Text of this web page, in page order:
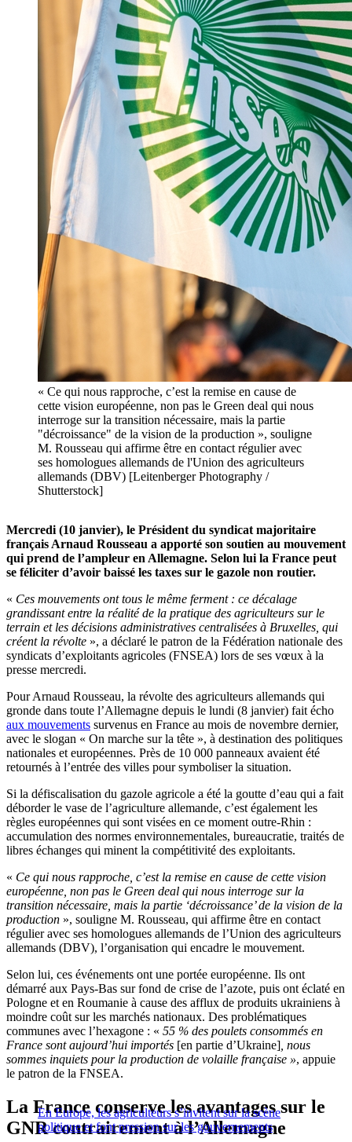
« Ce qui nous rapproche, c’est la remise en cause de
cette vision européenne, non pas le Green deal qui nous
interroge sur la transition nécessaire, mais la partie
"décroissance" de la vision de la production », souligne
M. Rousseau qui affirme être en contact régulier avec
ses homologues allemands de l'Union des agriculteurs
allemands (DBV) [Leitenberger Photography /
Shutterstock]
Mercredi (10 janvier), le Président du syndicat majoritaire
français Arnaud Rousseau a apporté son soutien au mouvement
qui prend de l’ampleur en Allemagne. Selon lui la France peut
se féliciter d’avoir baissé les taxes sur le gazole non routier.
« Ces mouvements ont tous le même ferment : ce décalage
grandissant entre la réalité de la pratique des agriculteurs sur le
terrain et les décisions administratives centralisées à Bruxelles, qui
créent la révolte », a déclaré le patron de la Fédération nationale des
syndicats d’exploitants agricoles (FNSEA) lors de ses vœux à la
presse mercredi.
Pour Arnaud Rousseau, la révolte des agriculteurs allemands qui
gronde dans toute l’Allemagne depuis le lundi (8 janvier) fait écho
aux mouvements survenus en France au mois de novembre dernier,
avec le slogan « On marche sur la tête », à destination des politiques
nationales et européennes. Près de 10 000 panneaux avaient été
retournés à l’entrée des villes pour symboliser la situation.
Si la défiscalisation du gazole agricole a été la goutte d’eau qui a fait
déborder le vase de l’agriculture allemande, c’est également les
règles européennes qui sont visées en ce moment outre-Rhin :
accumulation des normes environnementales, bureaucratie, traités de
libres échanges qui minent la compétitivité des exploitants.
« Ce qui nous rapproche, c’est la remise en cause de cette vision
européenne, non pas le Green deal qui nous interroge sur la
transition nécessaire, mais la partie ‘décroissance’ de la vision de la
production », souligne M. Rousseau, qui affirme être en contact
régulier avec ses homologues allemands de l’Union des agriculteurs
allemands (DBV), l’organisation qui encadre le mouvement.
Selon lui, ces événements ont une portée européenne. Ils ont
démarré aux Pays-Bas sur fond de crise de l’azote, puis ont éclaté en
Pologne et en Roumanie à cause des afflux de produits ukrainiens à
moindre coût sur les marchés nationaux. Des problématiques
communes avec l’hexagone : « 55 % des poulets consommés en
France sont aujourd’hui importés [en partie d’Ukraine] , nous
sommes inquiets pour la production de volaille française », appuie
le patron de la FNSEA.
En Europe, les agriculteurs s’invitent sur la scène
politique et font pression sur les gouvernements
La France conserve les avantages sur le
GNR contrairement à l’Allemagne